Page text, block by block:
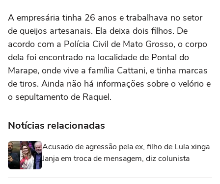
A empresária tinha 26 anos e trabalhava no setor
de queijos artesanais. Ela deixa dois filhos. De
acordo com a Polícia Civil de Mato Grosso, o corpo
dela foi encontrado na localidade de Pontal do
Marape, onde vive a família Cattani, e tinha marcas
de tiros. Ainda não há informações sobre o velório e
o sepultamento de Raquel.
Notícias relacionadas
Acusado de agressão pela ex, filho de Lula xinga
Janja em troca de mensagem, diz colunista